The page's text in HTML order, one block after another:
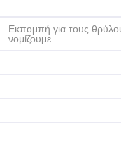
Εκπομπή για τους
νομίζουμε...